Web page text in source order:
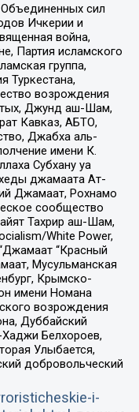
сил
Ичкерии и
война,
Партия исламского
группа,
Туркестана,
возрождения
Джунд аш-Шам,
Кавказ, АБТО,
Джабха аль-
имени К.
Субхану уа
джамаата Ат-
Джамаат, Рохнамо
сообщество
Тахрир аш-Шам,
White Power,
“Красный
Мусульманская
Крымско-
имени Номана
возрождения
Дуббайский
Белхороев,
Улыбается,
добровольческий
i-